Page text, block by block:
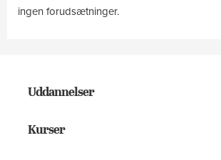
ingen forudsætninger.
Uddannelser
Kurser